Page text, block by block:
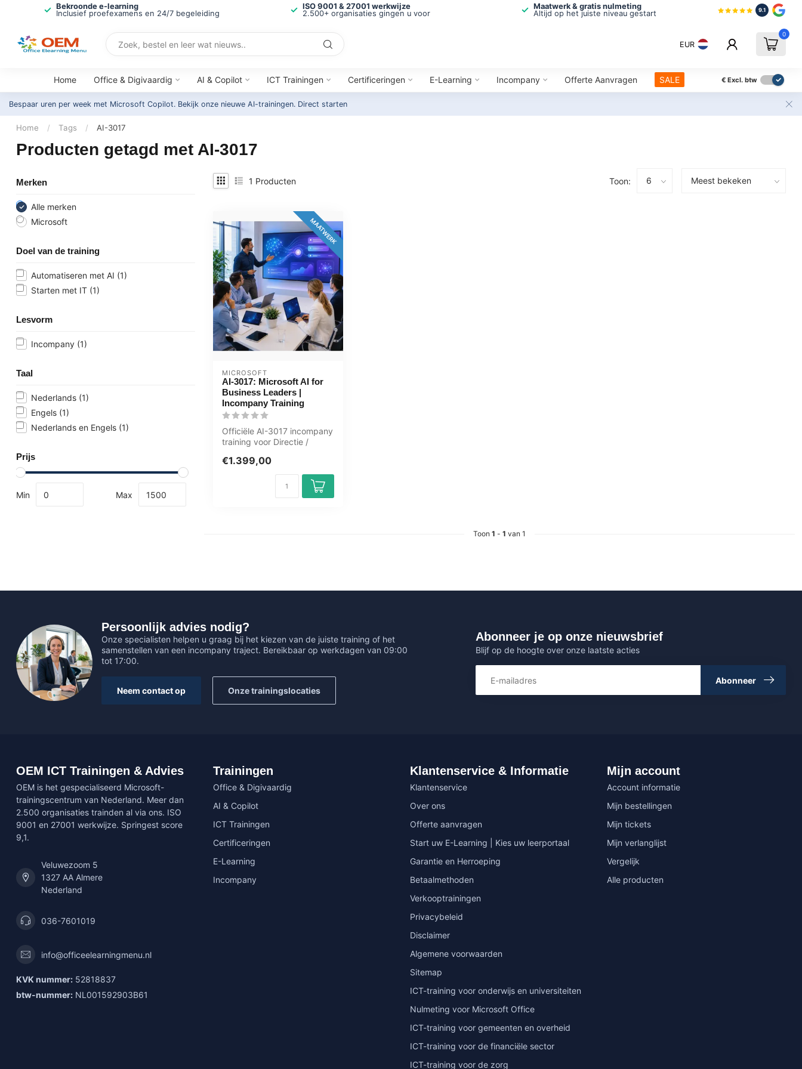
Bekroonde e-learning
Inclusief proefexamens en 24/7 begeleiding
ISO 9001 & 27001 werkwijze
2.500+ organisaties gingen u voor
Maatwerk & gratis nulmeting
Altijd op het juiste niveau gestart
9.1
EUR
0
Home Office & Digivaardig AI & Copilot ICT Trainingen Certificeringen E-Learning Incompany Offerte Aanvragen SALE € Excl. btw
Bespaar uren per week met Microsoft Copilot. Bekijk onze nieuwe AI-trainingen. Direct starten
Home / Tags / AI-3017
Producten getagd met AI-3017
Merken
Alle merken
Microsoft
Doel van de training
Automatiseren met AI (1)
Starten met IT (1)
Lesvorm
Incompany (1)
Taal
Nederlands (1)
Engels (1)
Nederlands en Engels (1)
Prijs
Min Max
1 Producten Toon:
MAATWERK
MICROSOFT
AI-3017: Microsoft AI for
Business Leaders |
Incompany Training
Officiële AI-3017 incompany
training voor Directie /
volledig...
€1.399,00
Toon 1 - 1 van 1
Persoonlijk advies nodig?
Onze specialisten helpen u graag bij het kiezen van de juiste training of het
samenstellen van een incompany traject. Bereikbaar op werkdagen van 09:00
tot 17:00.
Neem contact op Onze trainingslocaties
Abonneer je op onze nieuwsbrief
Blijf op de hoogte over onze laatste acties
Abonneer
OEM ICT Trainingen & Advies
OEM is het gespecialiseerd Microsoft-
trainingscentrum van Nederland. Meer dan
2.500 organisaties trainden al via ons. ISO
9001 en 27001 werkwijze. Springest score
9,1.
Veluwezoom 5
1327 AA Almere
Nederland
036-7601019
info@officeelearningmenu.nl
KVK nummer: 52818837
btw-nummer: NL001592903B61
Trainingen
Office & Digivaardig
AI & Copilot
ICT Trainingen
Certificeringen
E-Learning
Incompany
Klantenservice & Informatie
Klantenservice
Over ons
Offerte aanvragen
Start uw E-Learning | Kies uw leerportaal
Garantie en Herroeping
Betaalmethoden
Verkooptrainingen
Privacybeleid
Disclaimer
Algemene voorwaarden
Sitemap
ICT-training voor onderwijs en universiteiten
Nulmeting voor Microsoft Office
ICT-training voor gemeenten en overheid
ICT-training voor de financiële sector
ICT-training voor de zorg
Mijn account
Account informatie
Mijn bestellingen
Mijn tickets
Mijn verlanglijst
Vergelijk
Alle producten